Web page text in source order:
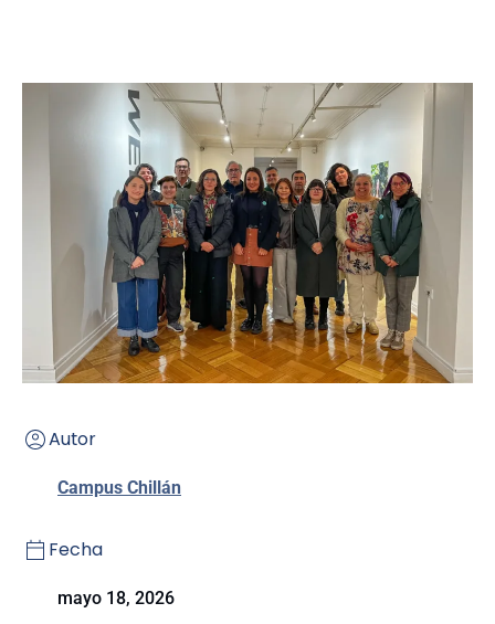
Autor
Campus Chillán
Fecha
mayo 18, 2026